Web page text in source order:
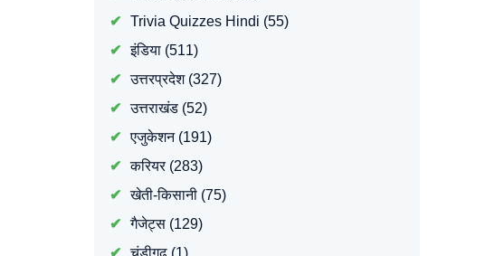
Trivia Quizzes Hindi (55)
इंडिया(511)
उत्तरप्रदेश(327)
उत्तराखंड(52)
एजुकेशन(191)
करियर(283)
खेती-किसानी(75)
गैजेट्स(129)
चंडीगढ़(1)